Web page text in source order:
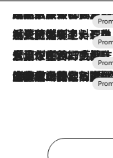
2026.7.31
【ホテル帰省】という選択肢をOMOが提案。家族とほどよい距離を保つには「昼は実家、夜は気兼ねなくホテルで！」
2026.7.24
【夏限定ディナーコース】旬を迎える稚鮎や花ズッキーニなどをイタリア・トスカーナの郷土料理の手法で満喫！
2026.7.17
「土佐和ハーブかき氷」がOMO7高知に登場！生姜、山椒、大葉など目にも舌にも涼を呼ぶ郷土の味
2026.7.10
NEW OPEN！【界 草津】名湯の地に誕生。趣の異なる2種の温泉と上州ならではの会席・蕎麦割烹など美食を味わう究極の癒やし旅